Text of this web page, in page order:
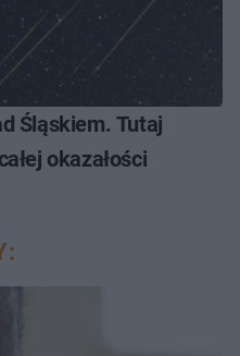
Śląskiem. Tutaj
okazałości